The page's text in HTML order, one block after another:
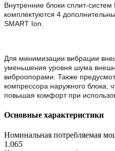
Внутренние блоки сплит-
комплектуются 4
SMART Ion.
Для минимизации вибрации
уменьшения уровня шума
виброопорами. Также
компрессора наружного блока,
повышая комфорт при
Основные характеристики
Номинальная потребляемая
1.065